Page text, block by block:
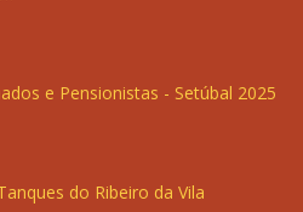
e Pensionistas - Setúbal 2025
do Ribeiro da Vila